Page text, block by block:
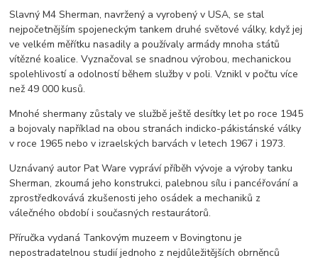
Slavný M4 Sherman, navržený a vyrobený v USA, se stal
nejpočetnějším spojeneckým tankem druhé světové války, když jej
ve velkém měřítku nasadily a používaly armády mnoha států
vítězné koalice. Vyznačoval se snadnou výrobou, mechanickou
spolehlivostí a odolností během služby v poli. Vznikl v počtu více
než 49 000 kusů.
Mnohé shermany zůstaly ve službě ještě desítky let po roce 1945
a bojovaly například na obou stranách indicko-pákistánské války
v roce 1965 nebo v izraelských barvách v letech 1967 i 1973.
Uznávaný autor Pat Ware vypráví příběh vývoje a výroby tanku
Sherman, zkoumá jeho konstrukci, palebnou sílu i pancéřování a
zprostředkovává zkušenosti jeho osádek a mechaniků z
válečného období i současných restaurátorů.
Příručka vydaná Tankovým muzeem v Bovingtonu je
nepostradatelnou studií jednoho z nejdůležitějších obrněnců